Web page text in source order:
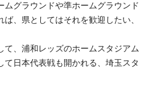
ムグラウンドや準ホームグラウンド
、県としてはそれを歓迎したい、
、浦和レッズのホームスタジアム
て日本代表戦も開かれる、埼玉スタ